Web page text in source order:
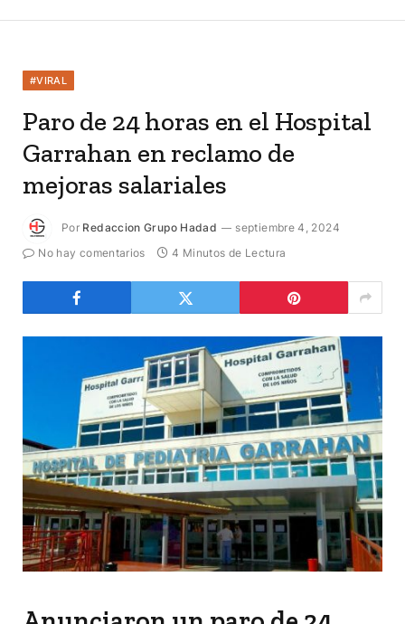
#VIRAL
Paro de 24 horas en el Hospital
Garrahan en reclamo de
mejoras salariales
Por Redaccion Grupo Hadad
septiembre 4, 2024
No hay comentarios
4 Minutos de Lectura